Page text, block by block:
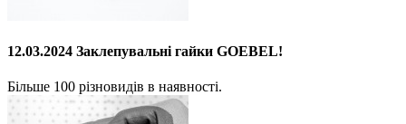
12.03.2024 Заклепувальні гайки GOEBEL!
Більше 100 різновидів в наявності.